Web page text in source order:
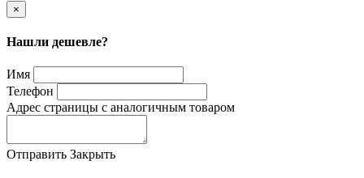
×
Нашли дешевле?
Имя
Телефон
Адрес страницы с аналогичным товаром
Отправить Закрыть